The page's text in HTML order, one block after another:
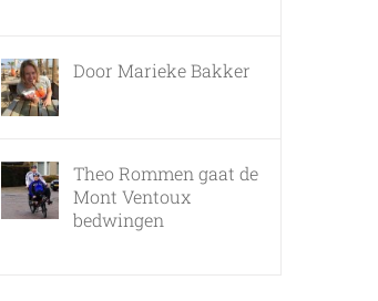
Door Marieke Bakker
Theo Rommen gaat de
Mont Ventoux
bedwingen